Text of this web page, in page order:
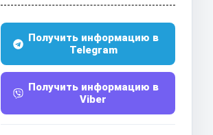
Получить информацию в
Telegram
Получить информацию в
Viber